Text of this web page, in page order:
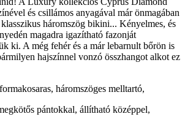
és csillámos anyagával már önmagában
háromszög bikini... Kényelmes, és
magadra igazítható fazonját
ki. A még fehér és a már lebarnult bőrön is
hajszínnel vonzó összhangot alkot ez
háromszöges melltartó,
pántokkal, állítható középpel,